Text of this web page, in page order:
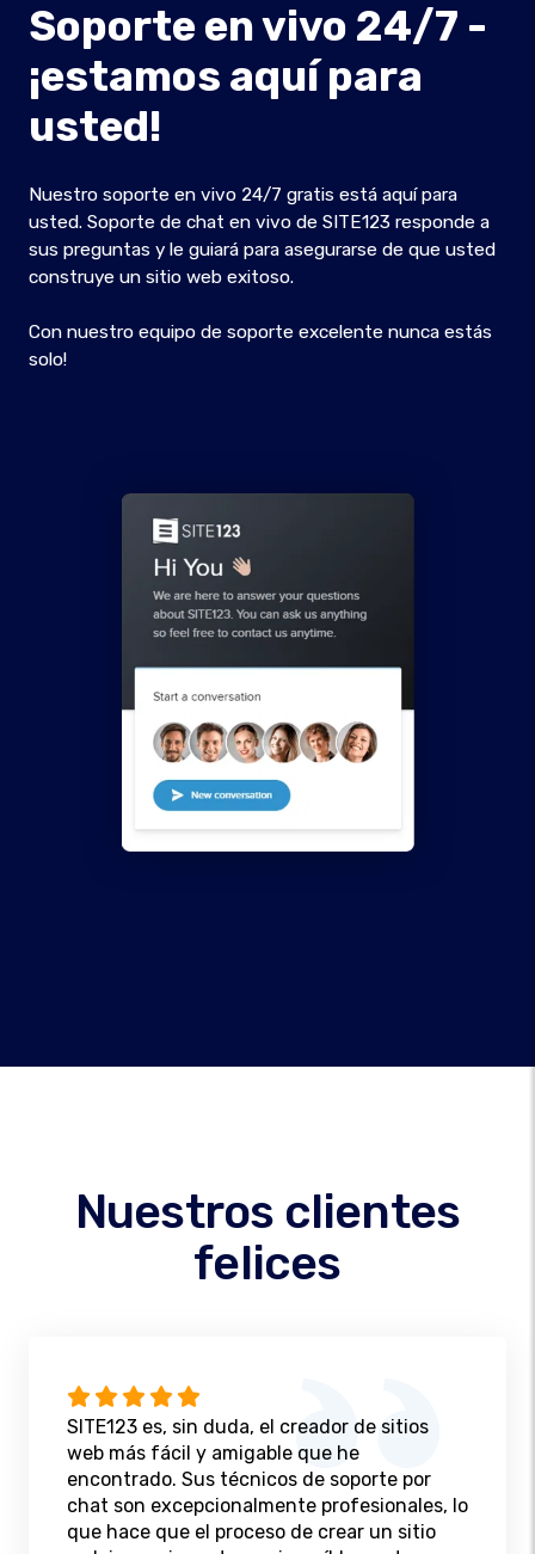
Soporte en vivo 24/7 -
¡estamos aquí para
usted!
Nuestro soporte en vivo 24/7 gratis está aquí para
usted. Soporte de chat en vivo de SITE123 responde a
sus preguntas y le guiará para asegurarse de que usted
construye un sitio web exitoso.
Con nuestro equipo de soporte excelente nunca estás
solo!
Nuestros clientes
felices
SITE123 es, sin duda, el creador de sitios
web más fácil y amigable que he
encontrado. Sus técnicos de soporte por
chat son excepcionalmente profesionales, lo
que hace que el proceso de crear un sitio